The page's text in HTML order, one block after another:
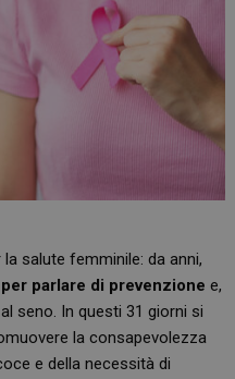
salute femminile: da anni,
parlare di prevenzione e,
seno. In questi 31 giorni si
la consapevolezza
e della necessità di